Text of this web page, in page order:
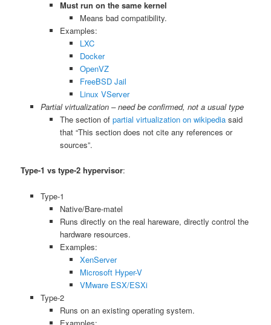
Must run on the same kernel
Means bad compatibility.
Examples:
LXC
Docker
OpenVZ
FreeBSD Jail
Linux VServer
Partial virtualization – need be confirmed, not a usual type
The section ofpartial virtualization on wikipedia said
that “This section does not cite any references or
sources”.
Type-1 vs type-2 hypervisor:
Type-1
Native/Bare-matel
Runs directly on the real hareware, directly control the
hardware resources.
Examples:
XenServer
Microsoft Hyper-V
VMware ESX/ESXi
Type-2
Runs on an existing operating system.
Examples: